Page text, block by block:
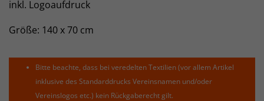
inkl. Logoaufdruck
Größe: 140 x 70 cm
Bitte beachte, dass bei veredelten Textilien (vor allem Artikel
inklusive des Standarddrucks Vereinsnamen und/oder
Vereinslogos etc.) kein Rückgaberecht gilt.